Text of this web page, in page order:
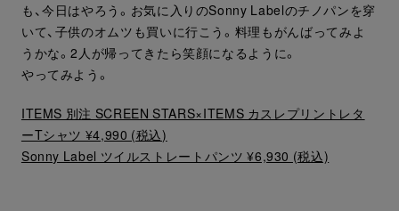
も、今日はやろう。お気に入りのSonny Labelのチノパンを穿
いて、子供のオムツも買いに行こう。料理もがんばってみよ
うかな。2人が帰ってきたら笑顔になるように。
やってみよう。
ITEMS 別注 SCREEN STARS×ITEMS カスレプリントレタ
ーTシャツ ¥4,990 (税込)
Sonny Label ツイルストレートパンツ ¥6,930 (税込)